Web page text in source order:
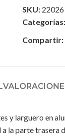
SKU: 22026
Categorías:
Compartir:
larguero en
parte